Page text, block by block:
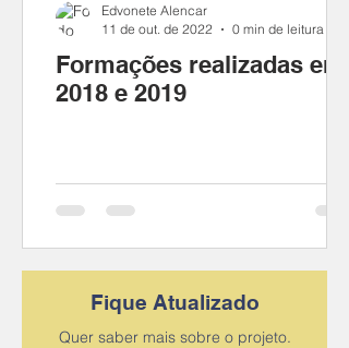
Formações realizadas em
2018 e 2019
Edvonete Alencar
11 de out. de 2022
0 min de leitura
Fique Atualizado
Quer saber mais sobre o projeto.